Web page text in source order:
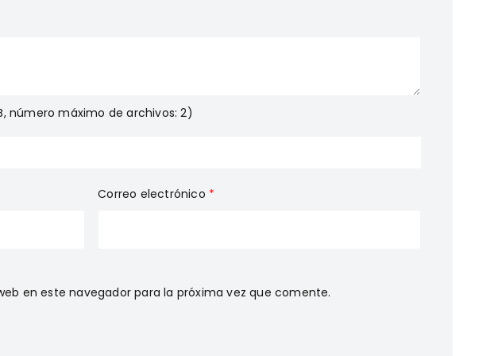
número máximo de archivos: 2)
Correo electrónico *
en este navegador para la próxima vez que comente.